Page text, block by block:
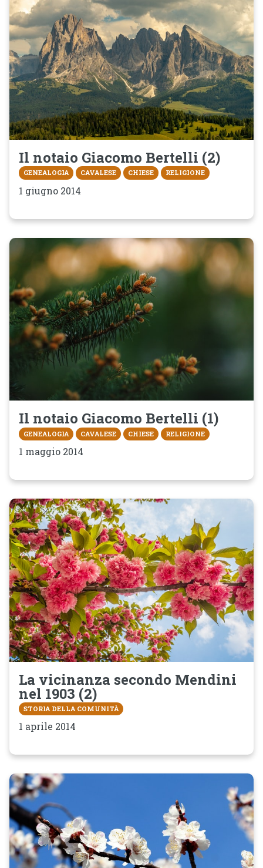
Il notaio Giacomo Bertelli (2)
GENEALOGIA CAVALESE CHIESE RELIGIONE
1 giugno 2014
Il notaio Giacomo Bertelli (1)
GENEALOGIA CAVALESE CHIESE RELIGIONE
1 maggio 2014
La vicinanza secondo Mendini
nel 1903 (2)
STORIA DELLA COMUNITÀ
1 aprile 2014